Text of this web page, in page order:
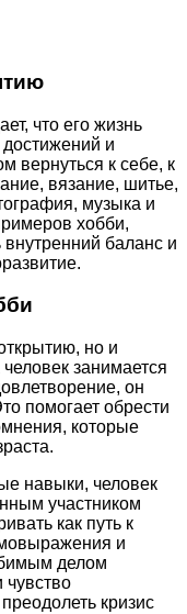
что его жизнь
и
вернуться к себе, к
вязание, шитье,
музыка и
хобби,
внутренний баланс и
но и
занимается
он
помогает обрести
которые
навыки, человек
участником
как путь к
и
делом
кризис